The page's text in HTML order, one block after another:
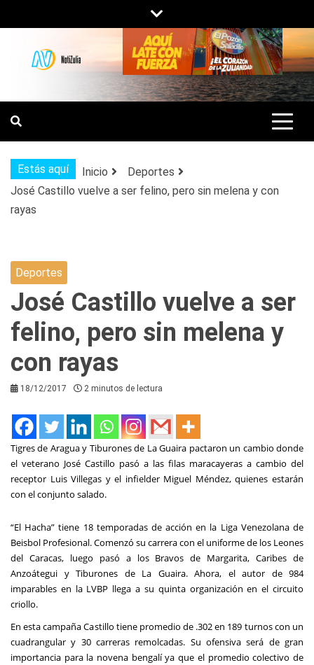
al
contenido
NOTIZULIA
NOTICIAS DEL ZULIA, VENEZUELA Y
DE INTERÉS GENERAL.
Estás aquí Inicio
Deportes
José Castillo vuelve a ser felino, pero sin melena y con
rayas
Deportes
José Castillo vuelve a ser
felino, pero sin melena y
con rayas
18/12/2017 2 minutos de lectura
Tigres de Aragua y Tiburones de La Guaira pactaron un cambio donde
el veterano José Castillo pasó a las filas maracayeras a cambio del
receptor Luis Villegas y el infielder Miguel Méndez, quienes estarán
con el conjunto salado.
“El Hacha” tiene 18 temporadas de acción en la Liga Venezolana de
Beisbol Profesional. Comenzó su carrera con el uniforme de los Leones
del Caracas, luego pasó a los Bravos de Margarita, Caribes de
Anzoátegui y Tiburones de La Guaira. Ahora, el autor de 984
imparables en la LVBP llega a su quinta organización en el circuito
criollo.
En esta campaña Castillo tiene promedio de .302 en 189 turnos con un
cuadrangular y 30 carreras remolcadas. Su ofensiva será de gran
importancia para la novena bengalí ya que el promedio colectivo de